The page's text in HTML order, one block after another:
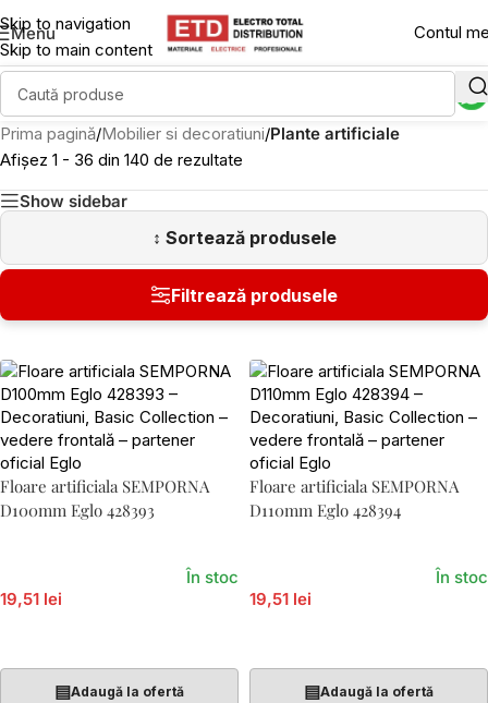
Skip to navigation
Skip to main content
Menu Contul
Prima pagină/Mobilier si decoratiuni/Plante artificiale
Afișez 1 - 36 din 140 de rezultate
Show sidebar
Floare artificiala SEMPORNA
D100mm Eglo 428393
19,51 lei
În stoc
▤Adaugă la ofertă
Floare artificiala SEMPORNA
D110mm Eglo 428394
19,51 lei
În stoc
▤Adaugă la ofertă